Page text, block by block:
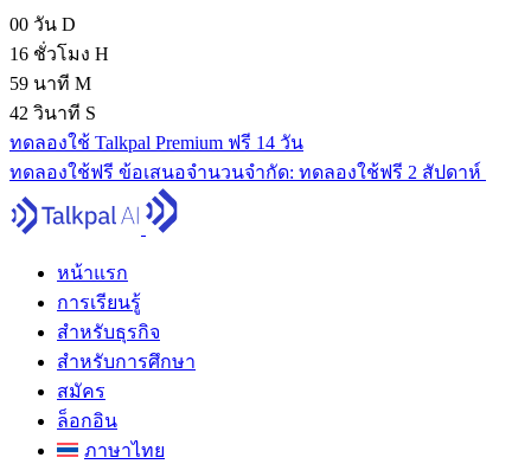
00 วัน D
16 ชั่วโมง H
59 นาที M
41 วินาที S
ทดลองใช้ Talkpal Premium ฟรี 14 วัน
ทดลองใช้ฟรี ข้อเสนอจํานวนจํากัด: ทดลองใช้ฟรี 2 สัปดาห์
หน้าแรก
การเรียนรู้
สำหรับธุรกิจ
สำหรับการศึกษา
สมัคร
ล็อกอิน
ภาษาไทย